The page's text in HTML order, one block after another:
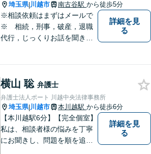
埼玉県|川越市 南古谷駅 から徒歩5分
※相談依頼はまずはメールで
※ 相続，刑事，破産，退職
代行，じっくりお話を聞き、
で、様々な問題に直面してき
ました。相談だけでもお気軽
にお問合せください。
詳細を見
る
横山 聡 弁護士
弁護士法人ポート 川越中央法律事務所
埼玉県|川越市 本川越駅 から徒歩6分
【本川越駅6分】【完全個室】
私は、相談者様の悩みを丁寧
にお聞きし、問題を順を追っ
詳細を見
る